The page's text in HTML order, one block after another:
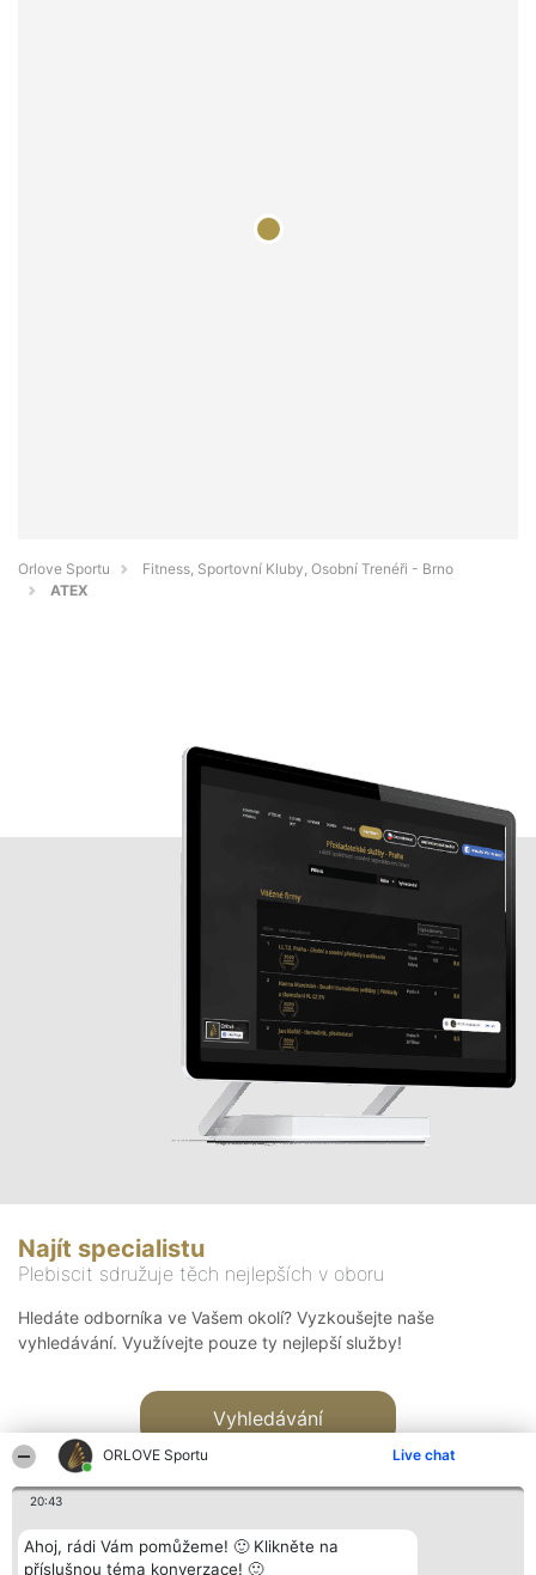
ORLOVE Sportu Live chat
20:43
Ahoj, rádi Vám pomůžeme! 🙂 Klikněte na
příslušnou téma konverzace! 🙂
Orlove Sportu
Fitness, Sportovní Kluby, Osobní Trenéři - Brno
ATEX
Najít specialistu
Plebiscit sdružuje těch nejlepších v oboru
Hledáte odborníka ve Vašem okolí? Vyzkoušejte naše
vyhledávání. Využívejte pouze ty nejlepší služby!
Vyhledávání